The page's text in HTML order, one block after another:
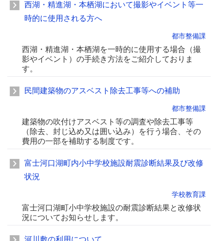
西湖・精進湖・本栖湖において撮影やイベント等一
時的に使用される方へ
都市整備課
西湖・精進湖・本栖湖を一時的に使用する場合（撮
影やイベント）の手続き方法をご紹介しておりま
す。
民間建築物のアスベスト除去工事等への補助
都市整備課
建築物の吹付けアスベスト等の調査や除去工事等
（除去、封じ込め又は囲い込み）を行う場合、その
費用の一部を補助する制度です。
富士河口湖町内小中学校施設耐震診断結果及び改修
状況
学校教育課
富士河口湖町小中学校施設の耐震診断結果と改修状
況についてお知らせします。
河川敷の利用について